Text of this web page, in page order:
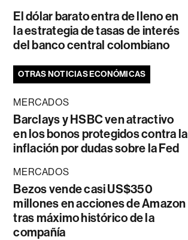
El dólar barato entra de lleno en
la estrategia de tasas de interés
del banco central colombiano
OTRAS NOTICIAS ECONÓMICAS
MERCADOS
Barclays y HSBC ven atractivo
en los bonos protegidos contra la
inflación por dudas sobre la Fed
MERCADOS
Bezos vende casi US$350
millones en acciones de Amazon
tras máximo histórico de la
compañía